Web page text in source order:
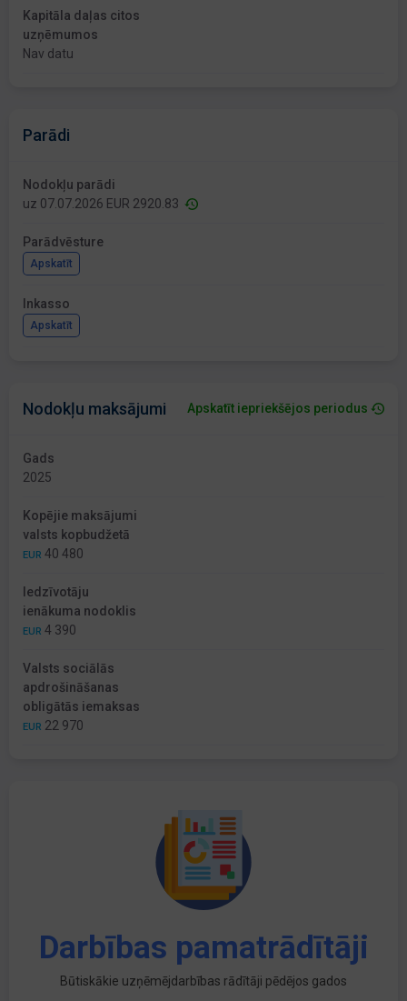
Kapitāla daļas citos
uzņēmumos
Nav datu
Parādi
Nodokļu parādi
uz 07.07.2026 EUR 2920.83
Parādvēsture
Apskatīt
Inkasso
Apskatīt
Nodokļu maksājumi Apskatīt iepriekšējos periodus
Gads
2025
Kopējie maksājumi
valsts kopbudžetā
EUR 40 480
Iedzīvotāju
ienākuma nodoklis
EUR 4 390
Valsts sociālās
apdrošināšanas
obligātās iemaksas
EUR 22 970
Darbības pamatrādītāji
Būtiskākie uzņēmējdarbības rādītāji pēdējos gados